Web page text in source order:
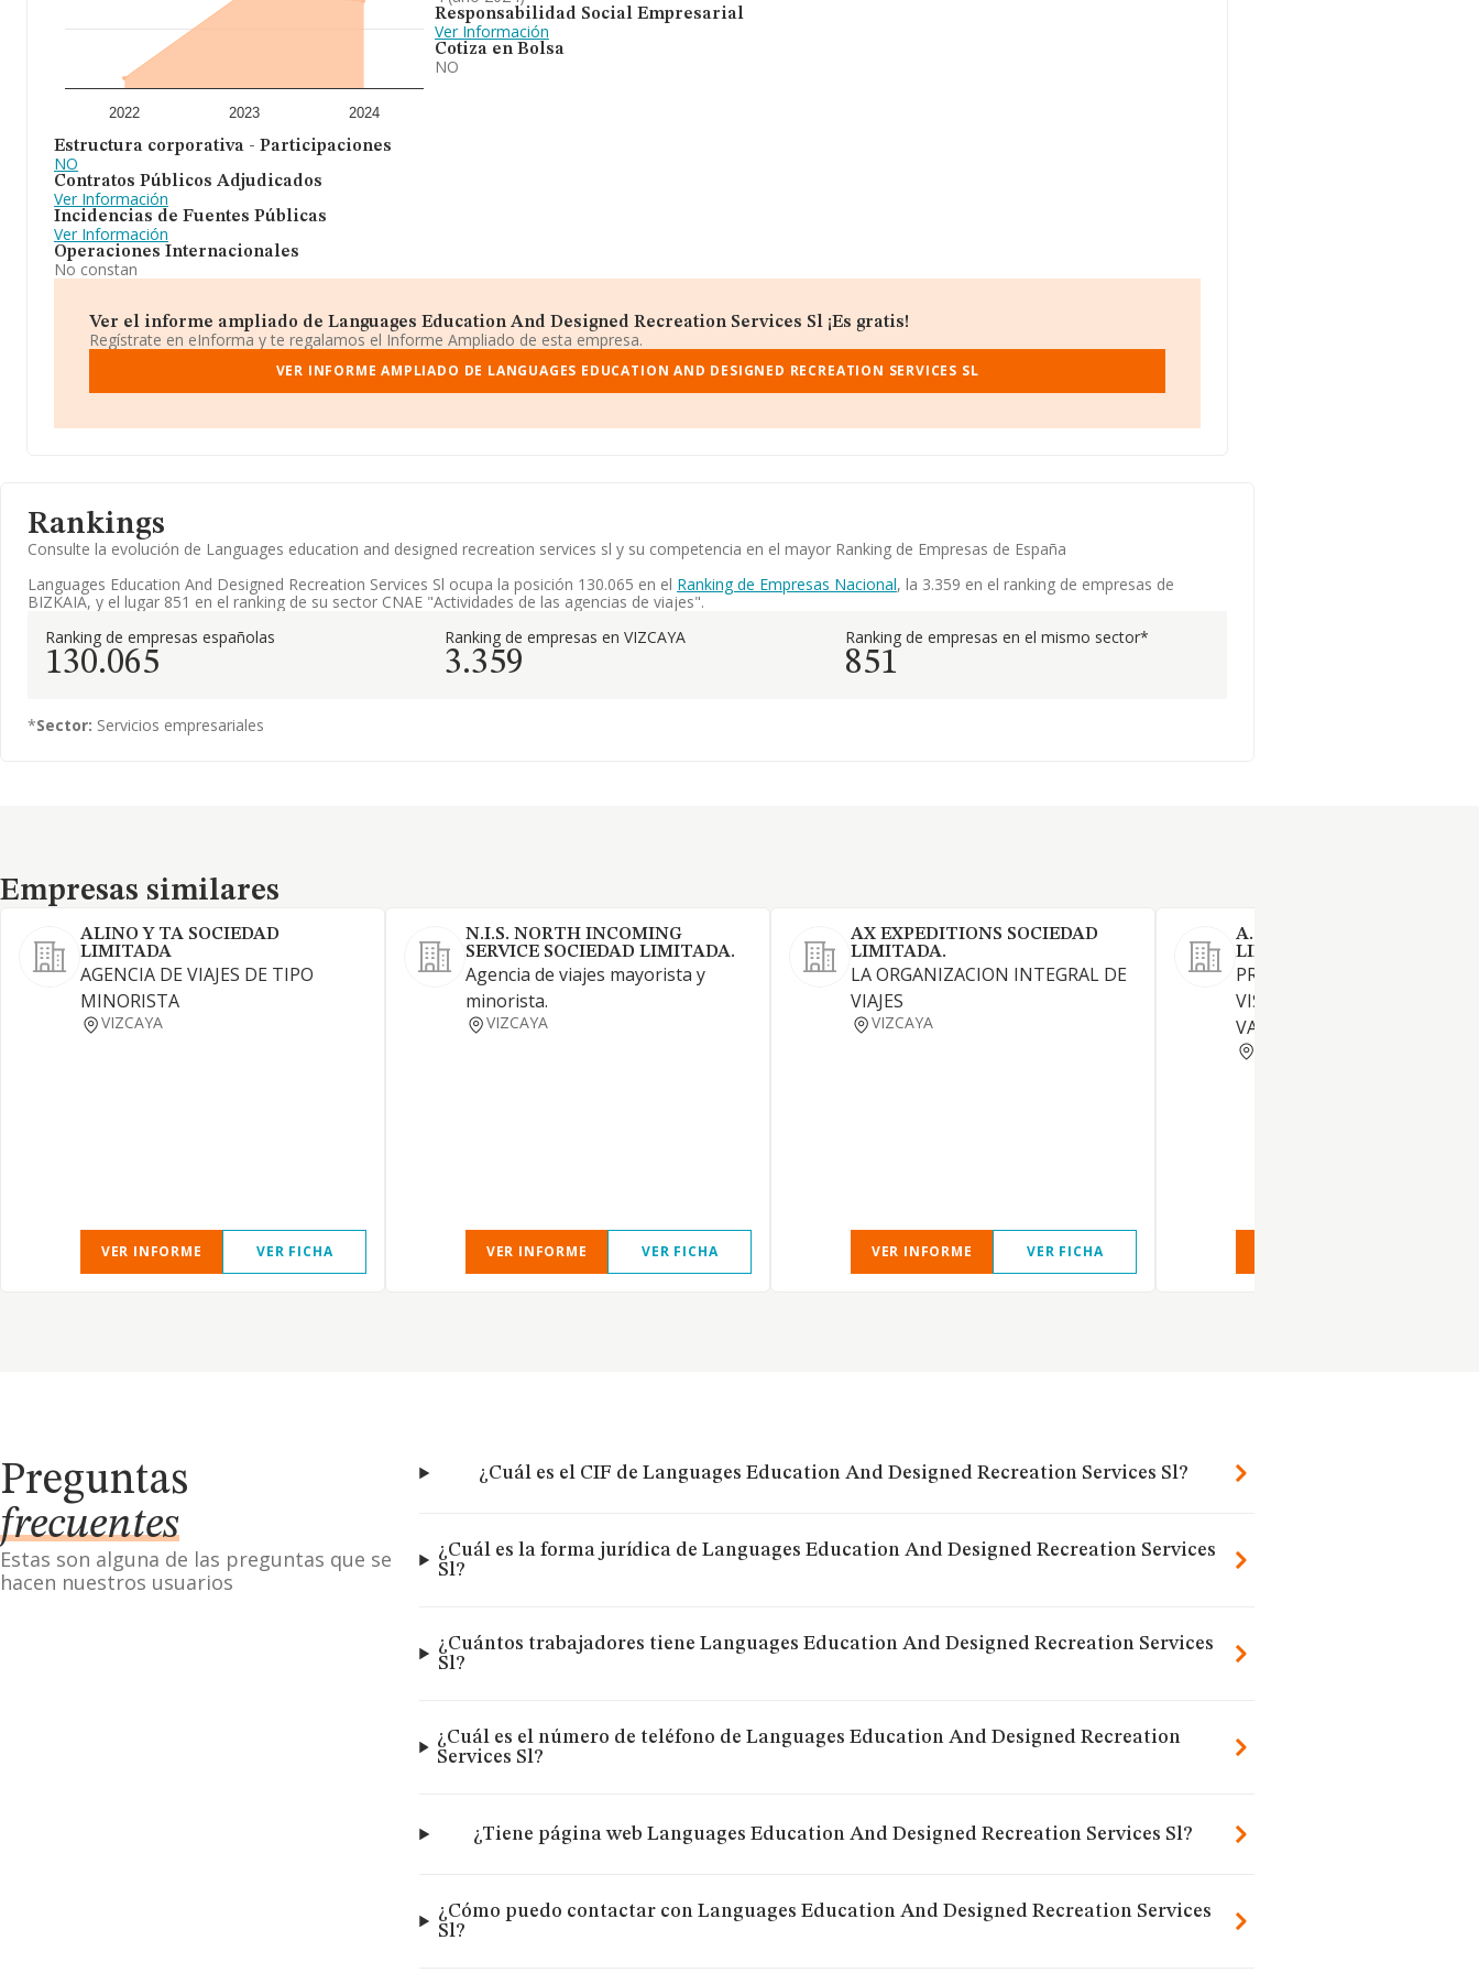
2022 2023 2024
Estructura corporativa - Participaciones
NO
Contratos Públicos Adjudicados
Ver Información
Incidencias de Fuentes Públicas
Ver Información
Operaciones Internacionales
No constan
Responsabilidad Social Empresarial
Ver Información
Cotiza en Bolsa
NO
Ver el informe ampliado de Languages Education And Designed Recreation Services Sl ¡Es gratis!
Regístrate en eInforma y te regalamos el Informe Ampliado de esta empresa.
VER INFORME AMPLIADO DE LANGUAGES EDUCATION AND DESIGNED RECREATION SERVICES SL
Rankings
Consulte la evolución de Languages education and designed recreation services sl y su competencia en el mayor Ranking de Empresas de España
Languages Education And Designed Recreation Services Sl ocupa la posición 130.065 en el Ranking de Empresas Nacional, la 3.359 en el ranking de empresas de
BIZKAIA, y el lugar 851 en el ranking de su sector CNAE "Actividades de las agencias de viajes".
Ranking de empresas españolas
130.065
Ranking de empresas en VIZCAYA
3.359
Ranking de empresas en el mismo sector*
851
*Sector: Servicios empresariales
Empresas similares
Empresas similares
ALINO Y TA SOCIEDAD
LIMITADA
AGENCIA DE VIAJES DE TIPO
MINORISTA
VIZCAYA
VER INFORME VER FICHA
N.I.S. NORTH INCOMING
SERVICE SOCIEDAD LIMITADA.
Agencia de viajes mayorista y
minorista.
VIZCAYA
VER INFORME VER FICHA
AX EXPEDITIONS SOCIEDAD
LIMITADA.
LA ORGANIZACION INTEGRAL DE
VIAJES
VIZCAYA
VER INFORME VER FICHA
A. M. STOP BILBAO
LIMITADA.
PRESTACION DE SERVICIOS
VISITANTE QUE ACUDE AL
VASCO.
Preguntas
frecuentes
Estas son alguna de las preguntas que se
hacen nuestros usuarios
¿Cuál es el CIF de Languages Education And Designed Recreation Services Sl?
¿Cuál es la forma jurídica de Languages Education And Designed Recreation Services
Sl?
¿Cuántos trabajadores tiene Languages Education And Designed Recreation Services
Sl?
¿Cuál es el número de teléfono de Languages Education And Designed Recreation
Services Sl?
¿Tiene página web Languages Education And Designed Recreation Services Sl?
¿Cómo puedo contactar con Languages Education And Designed Recreation Services
Sl?